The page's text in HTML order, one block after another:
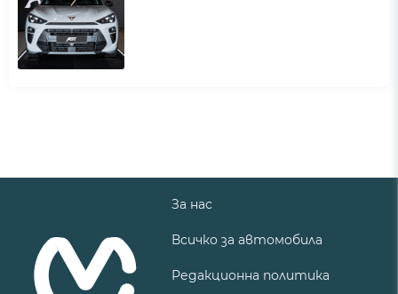
За нас
Всичко за автомобила
Редакционна политика